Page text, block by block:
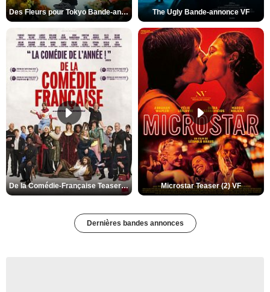
Des Fleurs pour Tokyo Bande-annonce VO STFR The Ugly Bande-annonce VF
De la Comédie-Française Teaser (3) VF Microstar Teaser (2) VF
Dernières bandes annonces